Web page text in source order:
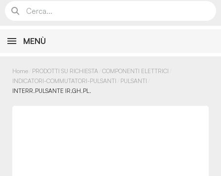
MENÙ
Home PRODOTTI SU RICHIESTA COMPONENTI ELETTRICI
INDICATORI-COMMUTATORI-PULSANTI
PULSANTI
INTERR.PULSANTE IR.GH.PL.